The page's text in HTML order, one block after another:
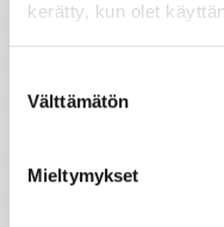
kerätty, kun olet
valinta
Välttämätön
Mieltymykset
Unientulkintasanasto
2008